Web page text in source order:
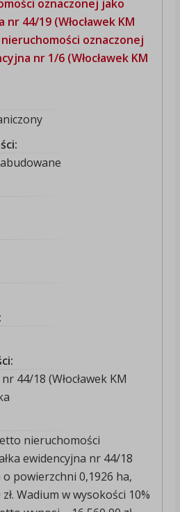
oznaczonej jako
44/19 (Włocławek KM
nieruchomości oznaczonej
nr 1/6 (Włocławek KM
44/18 (Włocławek KM
nieruchomości
ewidencyjna nr 44/18
o powierzchni 0,1926 ha,
Wadium w wysokości 10%